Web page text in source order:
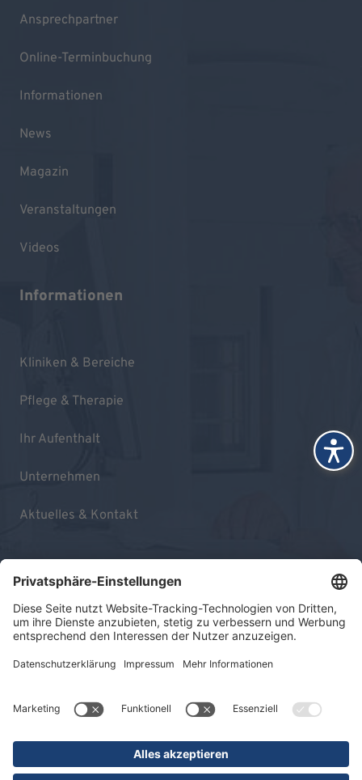
Ansprechpartner
Online-Terminbuchung
Informationen
News
Magazin
Veranstaltungen
Videos
Informationen
Kliniken & Bereiche
Pflege & Therapie
Ihr Aufenthalt
Unternehmen
Aktuelles & Kontakt
Impressum
Datenschutz